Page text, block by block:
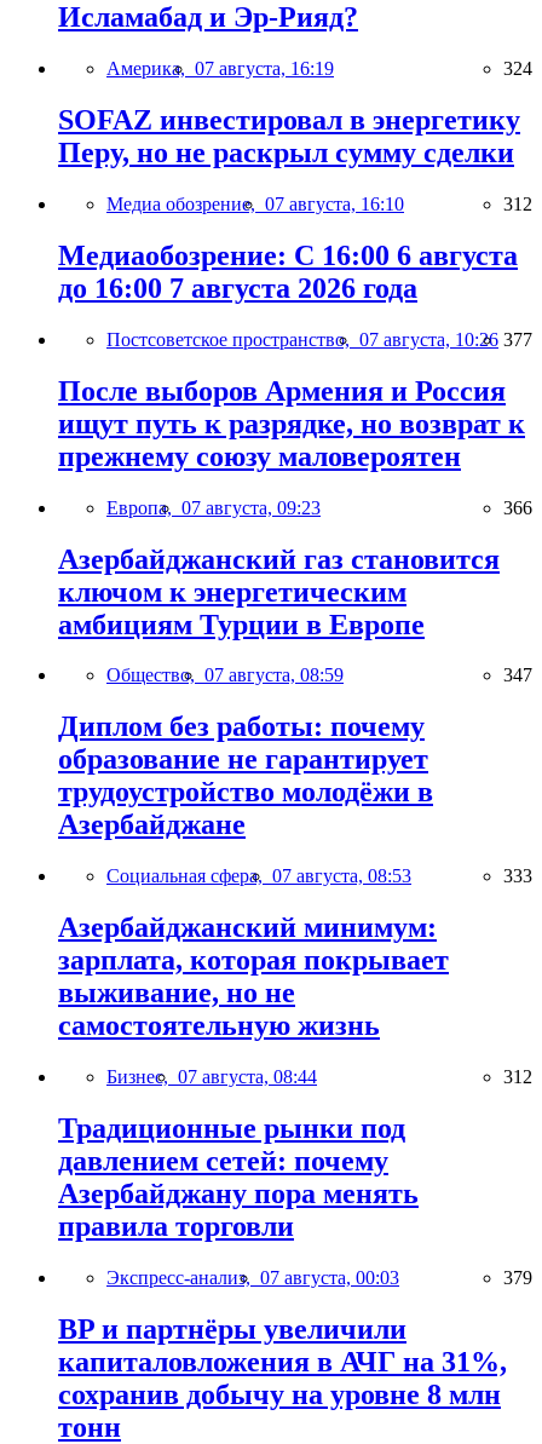
Исламабад и Эр-Рияд?
Америка, 07 августа, 16:19 324
SOFAZ инвестировал в энергетику
Перу, но не раскрыл сумму сделки
Медиа обозрение, 07 августа, 16:10 312
Медиаобозрение: С 16:00 6 августа
до 16:00 7 августа 2026 года
Постсоветское пространство, 07 августа, 10:26 377
После выборов Армения и Россия
ищут путь к разрядке, но возврат к
прежнему союзу маловероятен
Европа, 07 августа, 09:23 366
Азербайджанский газ становится
ключом к энергетическим
амбициям Турции в Европе
Общество, 07 августа, 08:59 347
Диплом без работы: почему
образование не гарантирует
трудоустройство молодёжи в
Азербайджане
Социальная сфера, 07 августа, 08:53 333
Азербайджанский минимум:
зарплата, которая покрывает
выживание, но не
самостоятельную жизнь
Бизнес, 07 августа, 08:44 312
Традиционные рынки под
давлением сетей: почему
Азербайджану пора менять
правила торговли
Экспресс-анализ, 07 августа, 00:03 379
BP и партнёры увеличили
капиталовложения в АЧГ на 31%,
сохранив добычу на уровне 8 млн
тонн